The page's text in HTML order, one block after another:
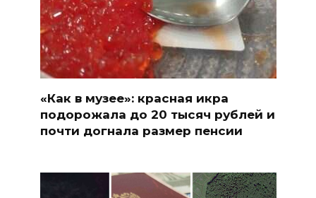
«Как в музее»: красная икра
подорожала до 20 тысяч рублей и
почти догнала размер пенсии